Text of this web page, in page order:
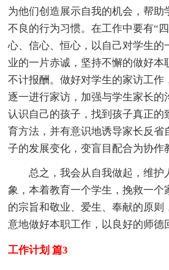
为他们创造展示自我的机会，帮助
不良的行为习惯。在工作中要有“
心、信心、恒心，以自己对学生的
业的一片赤诚，坚持不懈的做好本
不计报酬。做好对学生的家访工作
逐一进行家访，加强与学生家长的
认识自己的孩子，找到孩子真正的
育方法，并有意识地诱导家长反省
子的发展变化，变盲目配合为协作
总之，我会从自我做起，维护
象，本着教育一个学生，挽救一个
的宗旨和敬业、爱生、奉献的原则
意地做好本职工作，以良好的师德
工作计划 篇3